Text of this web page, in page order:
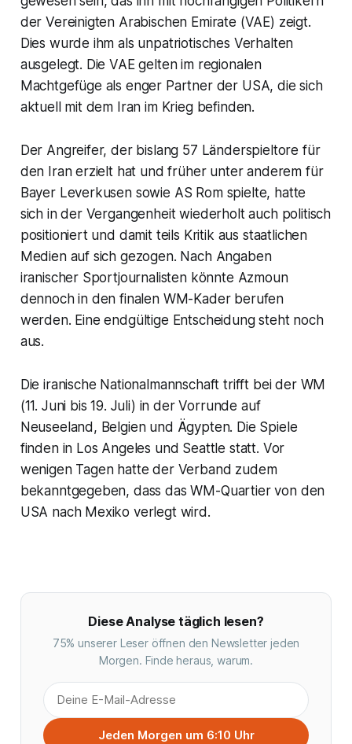
der Vereinigten Arabischen Emirate (VAE) zeigt.
Dies wurde ihm als unpatriotisches Verhalten
ausgelegt. Die VAE gelten im regionalen
Machtgefüge als enger Partner der USA, die sich
aktuell mit dem Iran im Krieg befinden.
Der Angreifer, der bislang 57 Länderspieltore für
den Iran erzielt hat und früher unter anderem für
Bayer Leverkusen sowie AS Rom spielte, hatte
sich in der Vergangenheit wiederholt auch politisch
positioniert und damit teils Kritik aus staatlichen
Medien auf sich gezogen. Nach Angaben
iranischer Sportjournalisten könnte Azmoun
dennoch in den finalen WM-Kader berufen
werden. Eine endgültige Entscheidung steht noch
aus.
Die iranische Nationalmannschaft trifft bei der WM
(11. Juni bis 19. Juli) in der Vorrunde auf
Neuseeland, Belgien und Ägypten. Die Spiele
finden in Los Angeles und Seattle statt. Vor
wenigen Tagen hatte der Verband zudem
bekanntgegeben, dass das WM-Quartier von den
USA nach Mexiko verlegt wird.
Diese Analyse täglich lesen?
75% unserer Leser öffnen den Newsletter jeden
Morgen. Finde heraus, warum.
Jeden Morgen um 6:10 Uhr